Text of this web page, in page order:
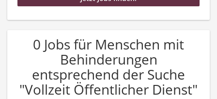
0 Jobs für Menschen mit
Behinderungen
entsprechend der Suche
"Vollzeit Öffentlicher Dienst"